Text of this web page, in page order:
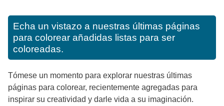
Echa un vistazo a nuestras últimas páginas
para colorear añadidas listas para ser
coloreadas.
Tómese un momento para explorar nuestras últimas
páginas para colorear, recientemente agregadas para
inspirar su creatividad y darle vida a su imaginación.